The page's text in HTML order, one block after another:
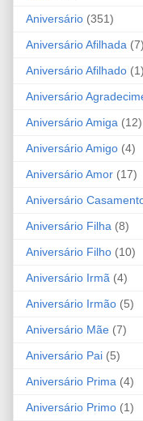
Aniversário (351)
Aniversário Afilhada (7)
Aniversário Afilhado (1)
Aniversário
Aniversário Amiga (12)
Aniversário Amigo (4)
Aniversário Amor (17)
Aniversário
Aniversário Filha (8)
Aniversário Filho (10)
Aniversário Irmã (4)
Aniversário Irmão (5)
Aniversário Mãe (7)
Aniversário Pai (5)
Aniversário Prima (4)
Aniversário Primo (1)